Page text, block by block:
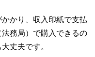
かり、収入印紙で支払
務局）で購入できるの
丈夫です。